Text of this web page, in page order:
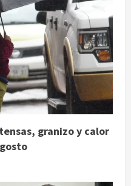
granizo y calor